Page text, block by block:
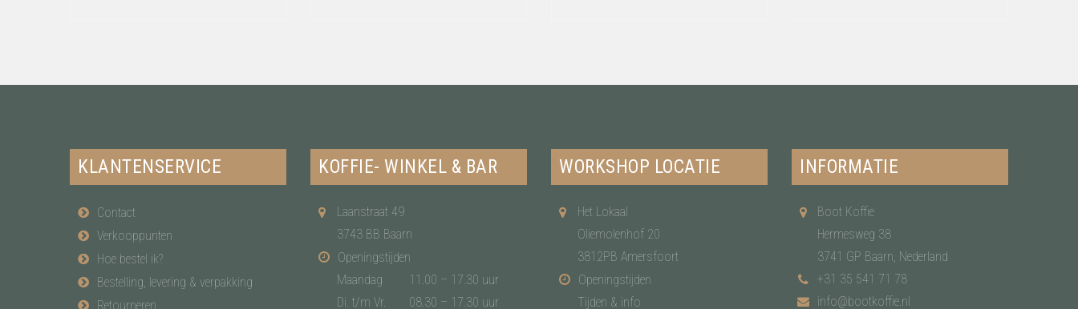
KLANTENSERVICE
Contact
Verkooppunten
Hoe bestel ik?
Bestelling, levering & verpakking
Retourneren
KOFFIE- WINKEL & BAR
Laanstraat 49
3743 BB Baarn
Openingstijden
Maandag
11.00 – 17.30 uur
Di. t/m Vr.
08.30 – 17.30 uur
WORKSHOP LOCATIE
Het Lokaal
Oliemolenhof 20
3812PB Amersfoort
Openingstijden
Tijden & info
INFORMATIE
Boot Koffie
Hermesweg 38
3741 GP Baarn, Nederland
+31 35 541 71 78
info@bootkoffie.nl